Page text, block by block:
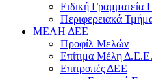
Ειδική Γραμματεία
Περιφερειακά
ΜΕΛΗ ΔΕΕ
Προφίλ Μελών
Επίτιμα Mέλη Δ.Ε.Ε.
Επιτροπές ΔΕΕ